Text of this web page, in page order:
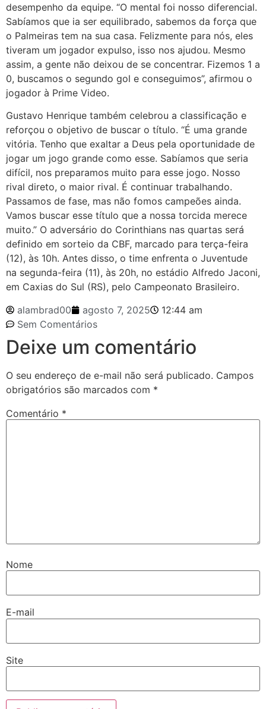
desempenho da equipe. “O mental foi nosso diferencial.
Sabíamos que ia ser equilibrado, sabemos da força que
o Palmeiras tem na sua casa. Felizmente para nós, eles
tiveram um jogador expulso, isso nos ajudou. Mesmo
assim, a gente não deixou de se concentrar. Fizemos 1 a
0, buscamos o segundo gol e conseguimos”, afirmou o
jogador à Prime Video.
Gustavo Henrique também celebrou a classificação e
reforçou o objetivo de buscar o título. “É uma grande
vitória. Tenho que exaltar a Deus pela oportunidade de
jogar um jogo grande como esse. Sabíamos que seria
difícil, nos preparamos muito para esse jogo. Nosso
rival direto, o maior rival. É continuar trabalhando.
Passamos de fase, mas não fomos campeões ainda.
Vamos buscar esse título que a nossa torcida merece
muito.” O adversário do Corinthians nas quartas será
definido em sorteio da CBF, marcado para terça-feira
(12), às 10h. Antes disso, o time enfrenta o Juventude
na segunda-feira (11), às 20h, no estádio Alfredo Jaconi,
em Caxias do Sul (RS), pelo Campeonato Brasileiro.
alambrad00
agosto 7, 2025
12:44 am
Sem Comentários
Deixe um comentário
O seu endereço de e-mail não será publicado. Campos
obrigatórios são marcados com *
Comentário *
Nome
E-mail
Site